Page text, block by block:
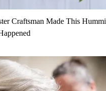
Craftsman Made This